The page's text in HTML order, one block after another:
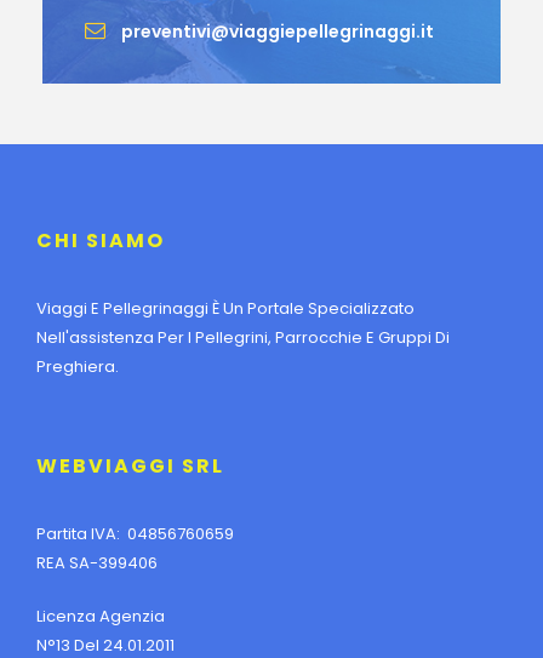
preventivi@viaggiepellegrinaggi.it
CHI SIAMO
Viaggi E Pellegrinaggi È Un Portale Specializzato
Nell'assistenza Per I Pellegrini, Parrocchie E Gruppi Di
Preghiera.
WEBVIAGGI SRL
Partita IVA: 04856760659
REA SA-399406
Licenza Agenzia
N°13 Del 24.01.2011